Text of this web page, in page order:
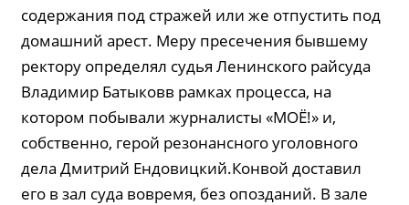
содержания под стражей или же отпустить под
домашний арест. Меру пресечения бывшему
ректору определял судья Ленинского райсуда
Владимир Батыковв рамках процесса, на
котором побывали журналисты «МОЁ!» и,
собственно, герой резонансного уголовного
дела Дмитрий Ендовицкий.Конвой доставил
его в зал суда вовремя, без опозданий. В зале